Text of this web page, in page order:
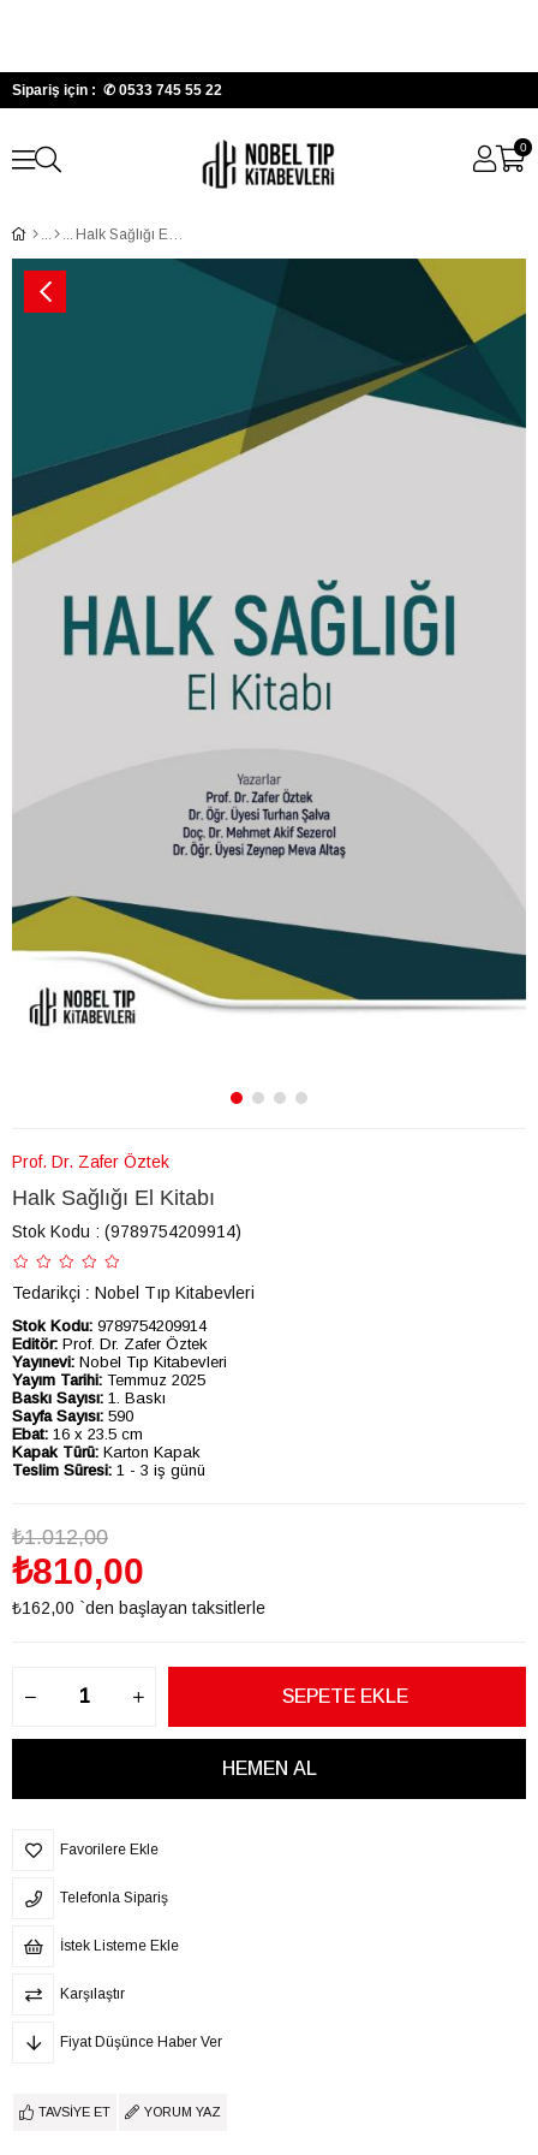
Sipariş için : ✆ 0533 745 55 22
0
Halk Sağlığı El Kitabı
Prof. Dr. Zafer Öztek
Halk Sağlığı El Kitabı
Stok Kodu (9789754209914)
Tedarikçi : Nobel Tıp Kitabevleri
Stok Kodu: 9789754209914
Editör: Prof. Dr. Zafer Öztek
Yayınevi: Nobel Tıp Kitabevleri
Yayım Tarihi: Temmuz 2025
Baskı Sayısı: 1. Baskı
Sayfa Sayısı: 590
Ebat: 16 x 23.5 cm
Kapak Türü: Karton Kapak
Teslim Süresi: 1 - 3 iş günü
₺1.012,00
₺810,00
₺162,00 `den başlayan taksitlerle
Favorilere Ekle
Telefonla Sipariş
İstek Listeme Ekle
Karşılaştır
Fiyat Düşünce Haber Ver
TAVSIYE ET YORUM YAZ